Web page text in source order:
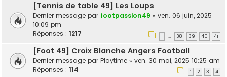
[Tennis de table 49] Les Loups
Dernier message par footpassion49 « ven. 06 juin, 2025
10:09 pm
Réponses : 1217 1 … 38 39 40 41
[Foot 49] Croix Blanche Angers Football
Dernier message par Playtime « ven. 30 mai, 2025 10:25 am
Réponses : 114 1 2 3 4